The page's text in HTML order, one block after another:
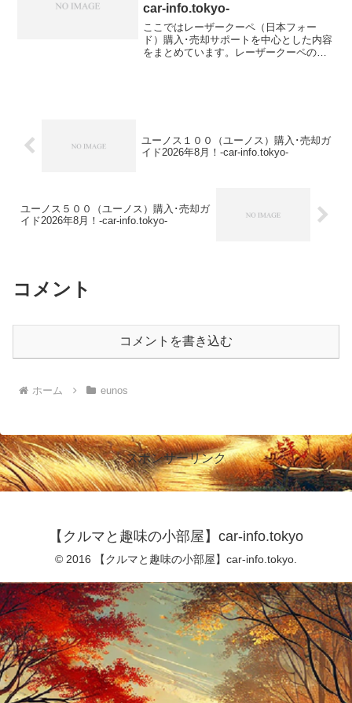
car-info.tokyo-
ここではレーザークーペ（日本フォー
ド）購入･売却サポートを中心とした内容
をまとめています。レーザークーペの値
ユーノス１００（ユーノス）購入･売却ガ
イド2026年8月！-car-info.tokyo-
ユーノス５００（ユーノス）購入･売却ガ
イド2026年8月！-car-info.tokyo-
コメント
コメントを書き込む
ホーム eunos
スポンサーリンク
【クルマと趣味の小部屋】car-info.tokyo
© 2016 【クルマと趣味の小部屋】car-info.tokyo.